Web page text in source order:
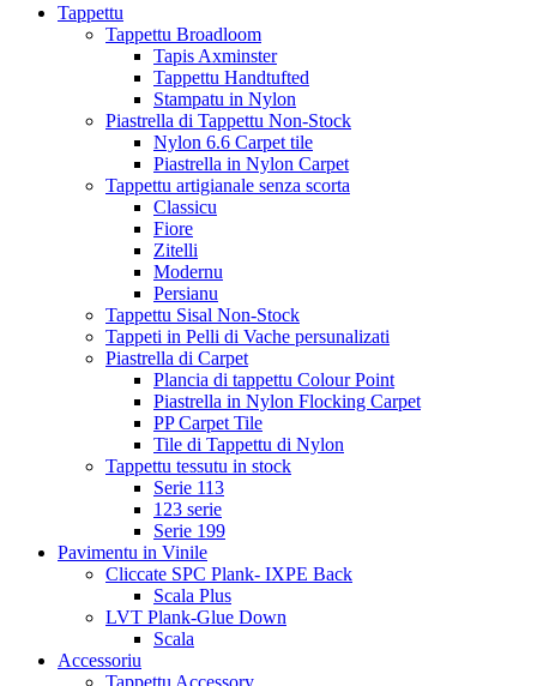
Tappettu
Tappettu Broadloom
Tapis Axminster
Tappettu Handtufted
Stampatu in Nylon
Piastrella di Tappettu Non-Stock
Nylon 6.6 Carpet tile
Piastrella in Nylon Carpet
Tappettu artigianale senza scorta
Classicu
Fiore
Zitelli
Modernu
Persianu
Tappettu Sisal Non-Stock
Tappeti in Pelli di Vache persunalizati
Piastrella di Carpet
Plancia di tappettu Colour Point
Piastrella in Nylon Flocking Carpet
PP Carpet Tile
Tile di Tappettu di Nylon
Tappettu tessutu in stock
Serie 113
123 serie
Serie 199
Pavimentu in Vinile
Cliccate SPC Plank- IXPE Back
Scala Plus
LVT Plank-Glue Down
Scala
Accessoriu
Tappettu Accessory